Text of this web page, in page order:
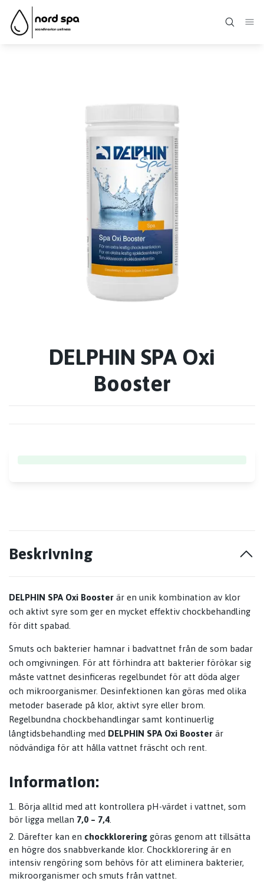
DELPHIN SPA Oxi
Booster
Beskrivning
DELPHIN SPA Oxi Booster är en unik kombination av klor
och aktivt syre som ger en mycket effektiv chockbehandling
för ditt spabad.
Smuts och bakterier hamnar i badvattnet från de som badar
och omgivningen. För att förhindra att bakterier förökar sig
måste vattnet desinficeras regelbundet för att döda alger
och mikroorganismer. Desinfektionen kan göras med olika
metoder baserade på klor, aktivt syre eller brom.
Regelbundna chockbehandlingar samt kontinuerlig
långtidsbehandling med DELPHIN SPA Oxi Booster är
nödvändiga för att hålla vattnet fräscht och rent.
Information:
Börja alltid med att kontrollera pH-värdet i vattnet, som
bör ligga mellan 7,0 – 7,4
Därefter kan en chockklorering göras genom att tillsätta
en högre dos snabbverkande klor. Chockklorering är en
intensiv rengöring som behövs för att eliminera bakterier,
mikroorganismer och smuts från vattnet.